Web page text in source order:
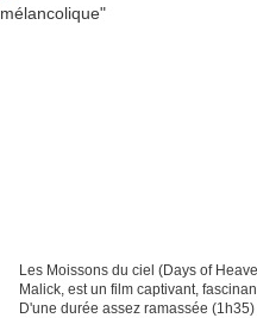
Les Moissons du ciel (Days of
Malick, est un film captivant,
D'une durée assez ramassée